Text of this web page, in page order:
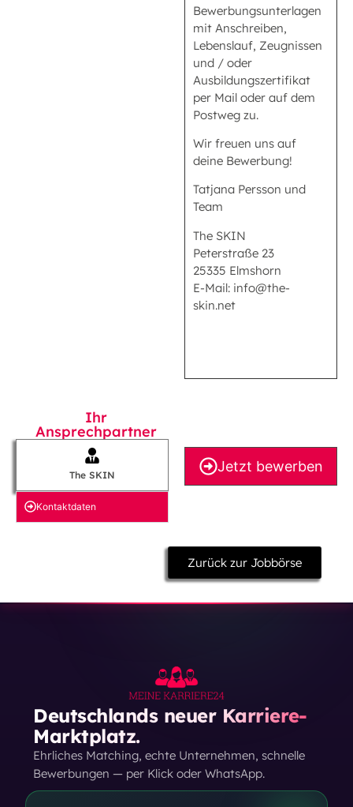
Bewerbungsunterlagen
mit Anschreiben,
Lebenslauf, Zeugnissen
und / oder
Ausbildungszertifikat
per Mail oder auf dem
Postweg zu.
Wir freuen uns auf
deine Bewerbung!
Tatjana Persson und
Team
The SKIN
Peterstraße 23
25335 Elmshorn
E-Mail: info@the-
skin.net
Ihr
Ansprechpartner
The SKIN
Kontakt­daten
Jetzt bewerben
Zurück zur Jobbörse
Deutschlands neuer Karriere-
Marktplatz.
Ehrliches Matching, echte Unternehmen, schnelle
Bewerbungen — per Klick oder WhatsApp.